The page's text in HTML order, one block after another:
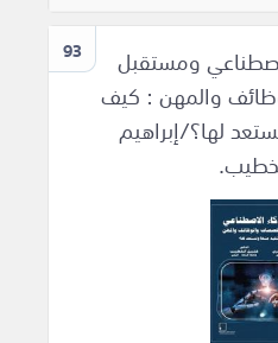
93
ومستقبل
والمهن : كيف
لها؟/إبراهيم